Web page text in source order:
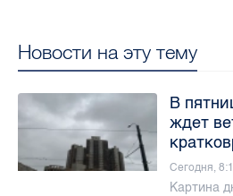
Новости на эту тему
В
ждет
Сегодня,
Картина